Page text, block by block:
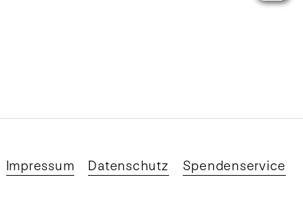
Impressum Datenschutz Spendenservice